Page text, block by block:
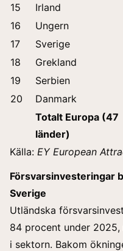
15
Irland
16
Ungern
17
Sverige
18
Grekland
19
Serbien
20
Danmark
Totalt Europa (47
länder)
Källa: EY European
Försvarsinvesteringar
Sverige
Utländska
84 procent under
i sektorn. Bakom